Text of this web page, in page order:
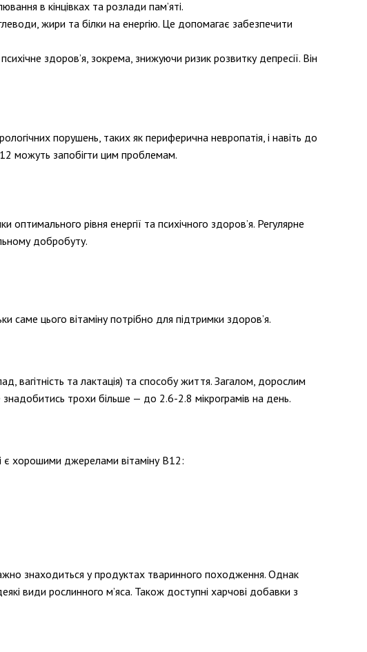
в кінцівках та розлади пам’яті.
жири та білки на енергію. Це допомагає забезпечити
здоров’я, зокрема, знижуючи ризик розвитку депресії. Він
порушень, таких як периферична невропатія, і навіть до
можуть запобігти цим проблемам.
рівня енергії та психічного здоров’я. Регулярне
добробуту.
саме цього вітаміну потрібно для підтримки здоров’я.
вагітність та лактація) та способу життя. Загалом, дорослим
трохи більше — до 2.6-2.8 мікрограмів на день.
є хорошими джерелами вітаміну В12:
знаходиться у продуктах тваринного походження. Однак
види рослинного м’яса. Також доступні харчові добавки з